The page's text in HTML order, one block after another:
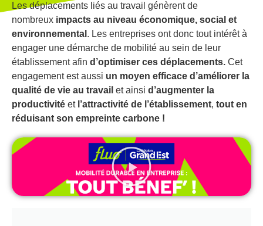
Les déplacements liés au travail génèrent de
nombreux impacts au niveau économique, social et
environnemental . Les entreprises ont donc tout intérêt à
engager une démarche de mobilité au sein de leur
établissement afin d’optimiser ces déplacements. Cet
engagement est aussi un moyen efficace d’amé liorer la
qualité de vie au travail et ainsi d’augmenter la
productivité et l’attractivité de l’établissement, tout en
réduisant son empreinte carbone !